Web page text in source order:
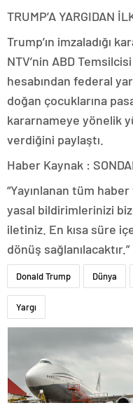
TRUMP’A YARGIDAN
Trump’ın imzaladığı
NTV’nin ABD
hesabından federal
doğan çocuklarına
kararnameye yönelik
verdiğini paylaştı.
Haber Kaynak :
“Yayınlanan tüm
yasal bildirimlerinizi
iletiniz. En kısa süre
dönüş sağlanılacaktır.”
Donald Trump Dünya
Yargı